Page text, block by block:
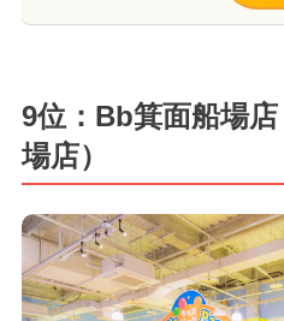
9位：Bb箕面船場
場店）